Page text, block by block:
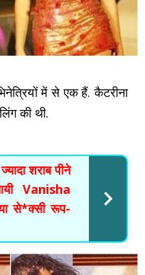
में से एक हैं. कैटरीना
की थी.
शराब पीने
Vanisha
से*क्सी रूप-